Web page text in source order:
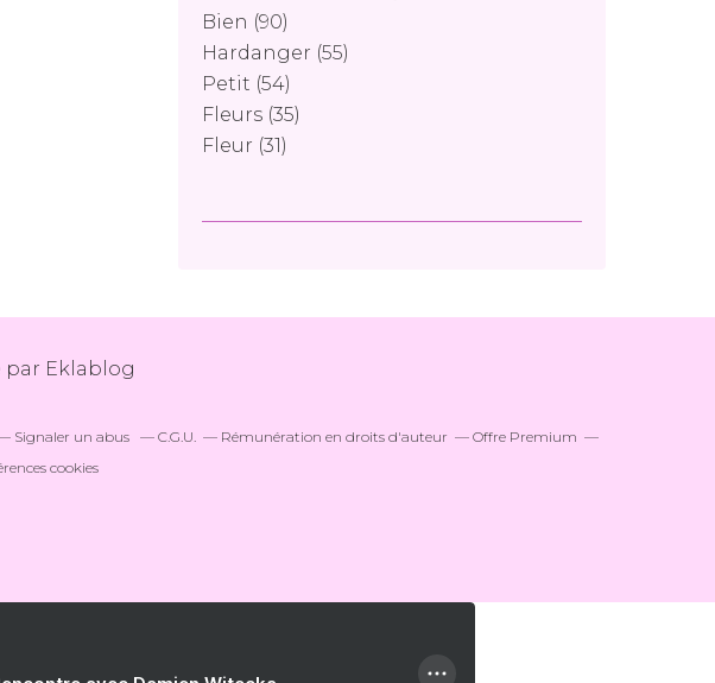
Bien (90)
Hardanger (55)
Petit (54)
Fleurs (35)
Fleur (31)
par Eklablog
Signaler un abus C.G.U. Rémunération en droits d'auteur
Offre Premium
cookies